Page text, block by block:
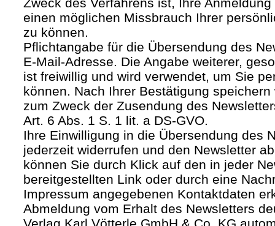
einen möglichen Missbrauch Ihrer
zu können.
Pflichtangabe für die Übersendung des
E-Mail-Adresse. Die Angabe weiterer,
ist freiwillig und wird verwendet, um Sie
können. Nach Ihrer Bestätigung
zum Zweck der Zusendung des
Art. 6 Abs. 1 S. 1 lit. a DS-GVO.
Ihre Einwilligung in die Übersendung des
jederzeit widerrufen und den Newsletter
können Sie durch Klick auf den in jeder
bereitgestellten Link oder durch eine
Impressum angegebenen Kontaktdaten
Abmeldung vom Erhalt des Newsletters